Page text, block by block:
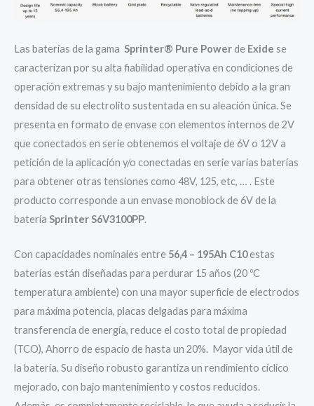
Las baterías de la gama Sprinter® Pure Powerde Exide se
caracterizan por su alta fiabilidad operativa en condiciones de
operación extremas y su bajo mantenimiento debido a la gran
densidad de su electrolito sustentada en su aleación única. Se
presenta en formato de envase con elementos internos de 2V
que conectados en serie obtenemos el voltaje de 6V o 12V a
petición de la aplicación y/o conectadas en serie varias baterías
para obtener otras tensiones como 48V, 125, etc, … . Este
producto corresponde a un envase monoblock de 6V de la
batería Sprinter S6V3100PP.
Con capacidades nominales entre 56,4 – 195Ah C10estas
baterías están diseñadas para perdurar 15 años (20 ºC
temperatura ambiente) con una mayor superficie de electrodos
para máxima potencia, placas delgadas para máxima
transferencia de energía, reduce el costo total de propiedad
(TCO), Ahorro de espacio de hasta un 20%. Mayor vida útil de
la batería. Su diseño robusto garantiza un rendimiento cíclico
mejorado, con bajo mantenimiento y costos reducidos.